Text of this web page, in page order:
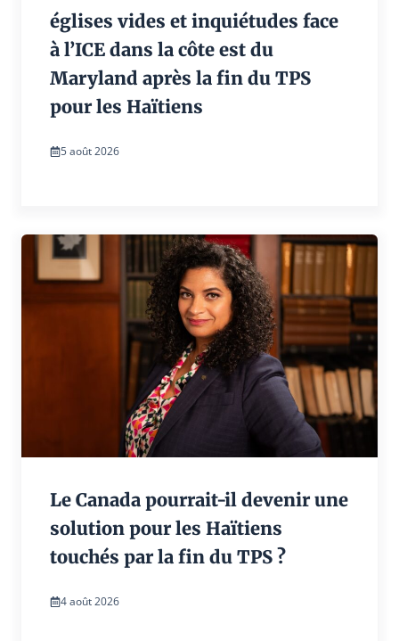
églises vides et inquiétudes face
à l’ICE dans la côte est du
Maryland après la fin du TPS
pour les Haïtiens
5 août 2026
Le Canada pourrait-il devenir une
solution pour les Haïtiens
touchés par la fin du TPS ?
4 août 2026